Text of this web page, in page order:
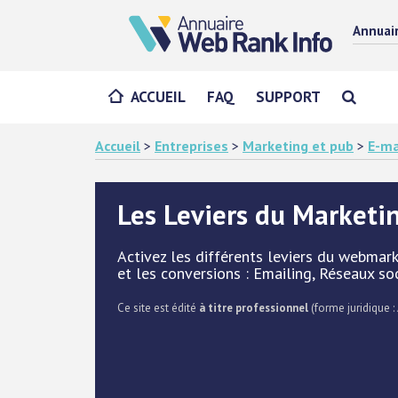
ACCUEIL FAQ SUPPORT
Accueil > Entreprises > Marketing et pub > E-
Les Leviers du
Activez les différents leviers du
et les conversions : Emailing, Réseaux
Ce site est édité à titre professionnel (forme juridique